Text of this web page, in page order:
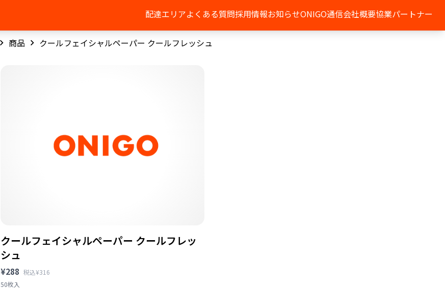
配達エリアよくある質問採用情報お知らせONIGO通信会社概要協業パートナー
商品 クールフェイシャルペーパー クールフレッシュ
クールフェイシャルペーパー クールフレッ
シュ
¥288 税込¥316
50枚入